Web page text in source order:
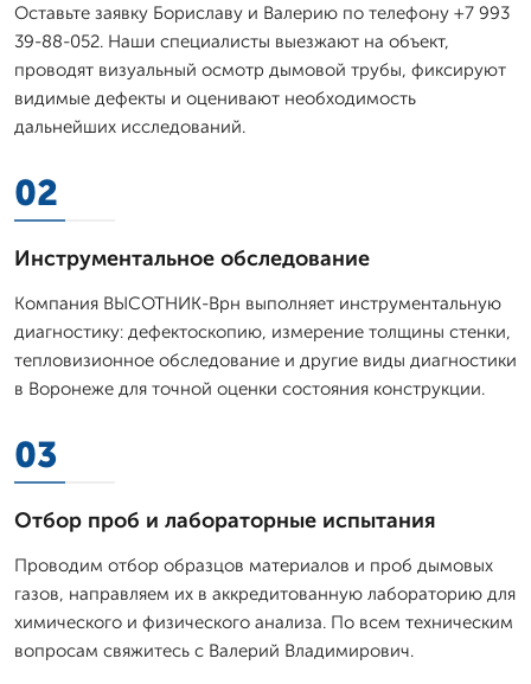
Оставьте заявку Бориславу и Валерию по телефону +7 993
39-88-052. Наши специалисты выезжают на объект,
проводят визуальный осмотр дымовой трубы, фиксируют
видимые дефекты и оценивают необходимость
дальнейших исследований.
02
Инструментальное обследование
Компания ВЫСОТНИК-Врн выполняет инструментальную
диагностику: дефектоскопию, измерение толщины стенки,
тепловизионное обследование и другие виды диагностики
в Воронеже для точной оценки состояния конструкции.
03
Отбор проб и лабораторные испытания
Проводим отбор образцов материалов и проб дымовых
газов, направляем их в аккредитованную лабораторию для
химического и физического анализа. По всем техническим
вопросам свяжитесь с Валерий Владимирович.